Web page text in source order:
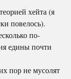
хейта (я
повелось).
по-
едины почти
пор не мусолят